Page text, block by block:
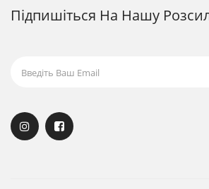
Підпишіться На Нашу